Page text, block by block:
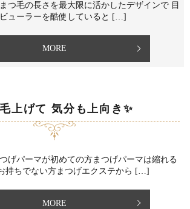
つ毛の長さを最大限に活かしたデザインで 目
ューラーを酷使していると […]
MORE
上げて 気分も上向き✨
げパーマが初めての方まつげパーマは縮れる
持ちでない方まつげエクステから […]
MORE